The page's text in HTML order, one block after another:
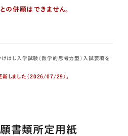
併願はできません。
はし入学試験（数学的思考力型）入試要項を
しました（2026/07/29）。
書類所定用紙